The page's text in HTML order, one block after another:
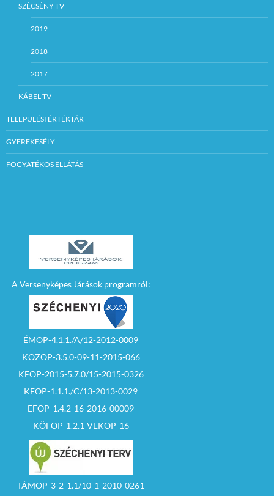
SZÉCSÉNY TV
2019
2018
2017
KÁBEL TV
TELEPÜLÉSI ÉRTÉKTÁR
GYEREKESÉLY
FOGYATÉKOS ELLÁTÁS
A Versenyképes Járások programról:
ÉMOP-4.1.1./A/12-2012-0009
KÖZOP-3.5.0-09-11-2015-066
KEOP-2015-5.7.0/15-2015-0326
KEOP-1.1.1./C/13-2013-0029
EFOP-1.4.2-16-2016-00009
KÖFOP-1.2.1-VEKOP-16
TÁMOP-3-2-1.1/10-1-2010-0261